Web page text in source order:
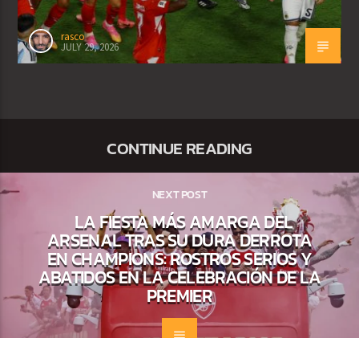
rasco
JULY 29, 2026
CONTINUE READING
NEXT POST
LA FIESTA MÁS AMARGA DEL
ARSENAL TRAS SU DURA DERROTA
EN CHAMPIONS: ROSTROS SERIOS Y
ABATIDOS EN LA CELEBRACIÓN DE LA
PREMIER